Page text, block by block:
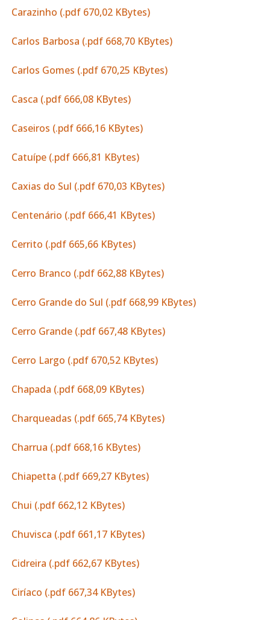
Carazinho (.pdf 670,02 KBytes)
Carlos Barbosa (.pdf 668,70 KBytes)
Carlos Gomes (.pdf 670,25 KBytes)
Casca (.pdf 666,08 KBytes)
Caseiros (.pdf 666,16 KBytes)
Catuípe (.pdf 666,81 KBytes)
Caxias do Sul (.pdf 670,03 KBytes)
Centenário (.pdf 666,41 KBytes)
Cerrito (.pdf 665,66 KBytes)
Cerro Branco (.pdf 662,88 KBytes)
Cerro Grande do Sul (.pdf 668,99 KBytes)
Cerro Grande (.pdf 667,48 KBytes)
Cerro Largo (.pdf 670,52 KBytes)
Chapada (.pdf 668,09 KBytes)
Charqueadas (.pdf 665,74 KBytes)
Charrua (.pdf 668,16 KBytes)
Chiapetta (.pdf 669,27 KBytes)
Chui (.pdf 662,12 KBytes)
Chuvisca (.pdf 661,17 KBytes)
Cidreira (.pdf 662,67 KBytes)
Ciríaco (.pdf 667,34 KBytes)